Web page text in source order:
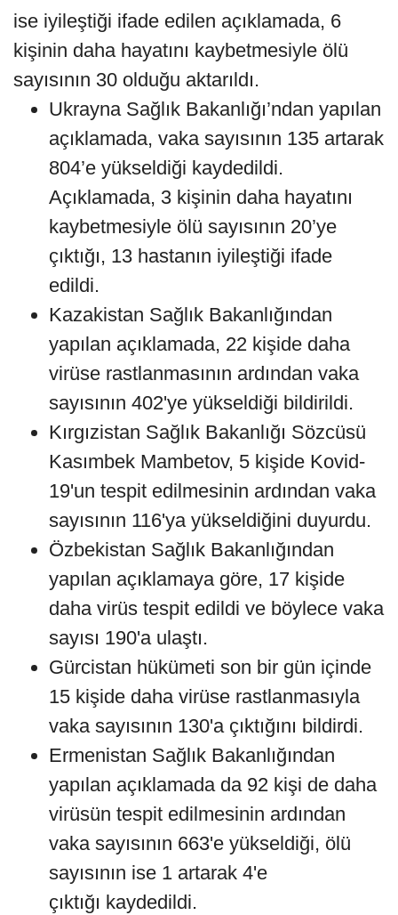
ise iyileştiği ifade edilen açıklamada, 6
kişinin daha hayatını kaybetmesiyle ölü
sayısının 30 olduğu aktarıldı.
Ukrayna Sağlık Bakanlığı’ndan yapılan
açıklamada, vaka sayısının 135 artarak
804’e yükseldiği kaydedildi.
Açıklamada, 3 kişinin daha hayatını
kaybetmesiyle ölü sayısının 20’ye
çıktığı, 13 hastanın iyileştiği ifade
edildi.
Kazakistan Sağlık Bakanlığından
yapılan açıklamada, 22 kişide daha
virüse rastlanmasının ardından vaka
sayısının 402'ye yükseldiği bildirildi.
Kırgızistan Sağlık Bakanlığı Sözcüsü
Kasımbek Mambetov, 5 kişide Kovid-
19'un tespit edilmesinin ardından vaka
sayısının 116'ya yükseldiğini duyurdu.
Özbekistan Sağlık Bakanlığından
yapılan açıklamaya göre, 17 kişide
daha virüs tespit edildi ve böylece vaka
sayısı 190'a ulaştı.
Gürcistan hükümeti son bir gün içinde
15 kişide daha virüse rastlanmasıyla
vaka sayısının 130'a çıktığını bildirdi.
Ermenistan Sağlık Bakanlığından
yapılan açıklamada da 92 kişi de daha
virüsün tespit edilmesinin ardından
vaka sayısının 663'e yükseldiği, ölü
sayısının ise 1 artarak 4'e
çıktığı kaydedildi.